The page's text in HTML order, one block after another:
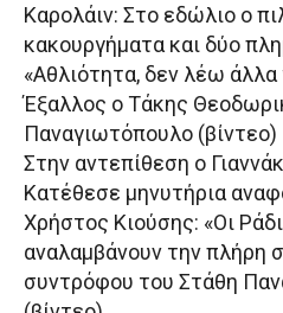
Καρολάιν: Στο εδώλιο ο
κακουργήματα και δύο
«Αθλιότητα, δεν λέω άλλα
Έξαλλος ο Τάκης
Παναγιωτόπουλο (βίντεο)
Στην αντεπίθεση ο
Κατέθεσε μηνυτήρια
Χρήστος Κιούσης: «Οι
αναλαμβάνουν την πλήρη
συντρόφου του Στάθη